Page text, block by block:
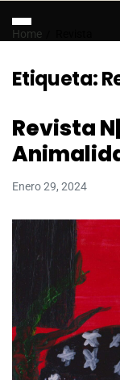
Home
Etiqueta:
Revista
Enero 29, 2024